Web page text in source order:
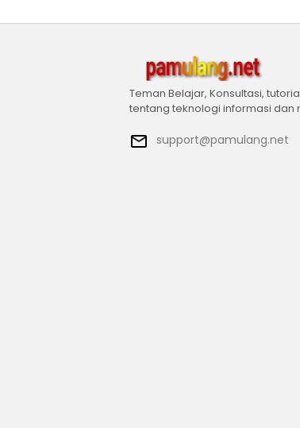
Teman Belajar, Konsultasi,
tentang teknologi informasi dan
support@pamulang.net